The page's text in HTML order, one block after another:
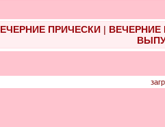
ПРИЧЕСКИ| ВЕЧЕРНИЕ